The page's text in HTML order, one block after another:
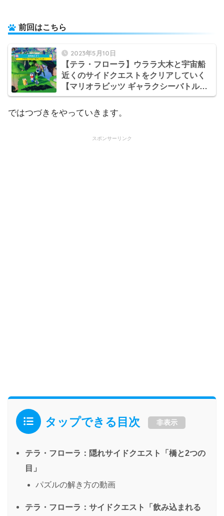
前回はこちら
2023年5月10日
【テラ・フローラ】ウララ大木と宇宙船
近くのサイドクエストをクリアしていく
【マリオラビッツ ギャラクシーバトル日
記】
ではつづきをやっていきます。
スポンサーリンク
タップできる目次 非表示
テラ・フローラ：隠れサイドクエスト「橋と2つの
目」
パズルの解き方の動画
テラ・フローラ：サイドクエスト「飲み込まれる